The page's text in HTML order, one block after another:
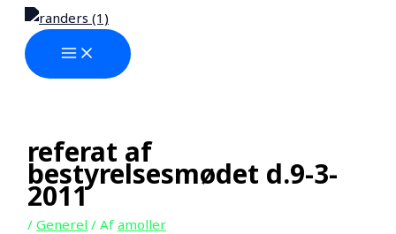
indholdet
MENU
referat af
bestyrelsesmødet d.9-3-
2011
/Generel / Afamoller